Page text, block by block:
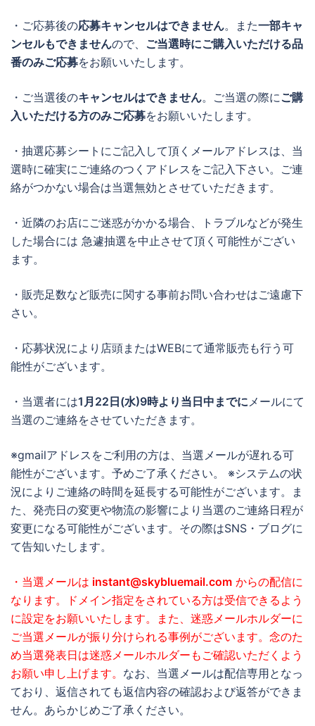
・ご応募後の応募キャンセルはできません。また一部キャ
ンセルもできませんので、 ご当選時にご購入いただける品
番のみご応募をお願いいたします。
・ご当選後のキャンセルはできません。ご当選の際にご購
入いただける方のみご応募をお願いいたします。
・抽選応募シートにご記入して頂くメールアドレスは、当
選時に確実にご連絡のつくアドレスをご記入下さい。ご連
絡がつかない場合は当選無効とさせていただきます。
・近隣のお店にご迷惑がかかる場合、トラブルなどが発生
した場合には 急遽抽選を中止させて頂く可能性がござい
ます。
・販売足数など販売に関する事前お問い合わせはご遠慮下
さい。
・応募状況により店頭またはWEBにて通常販売も行う可
能性がございます。
・当選者には1月22日(水)9時より当日中までにメールにて
当選のご連絡をさせていただきます。
※gmailアドレスをご利用の方は、当選メールが遅れる可
能性がございます。予めご了承ください。 ※システムの状
況によりご連絡の時間を延長する可能性がございます。ま
た、発売日の変更や物流の影響により当選のご連絡日程が
変更になる可能性がございます。その際はSNS・ブログに
て告知いたします。
・当選メールは instant@skybluemail.com からの配信に
なります。ドメイン指定をされている方は受信できるよう
に設定をお願いいたします。また、迷惑メールホルダーに
ご当選メールが振り分けられる事例がございます。念のた
め当選発表日は迷惑メールホルダーもご確認いただくよう
お願い申し上げます。 なお、当選メールは配信専用となっ
ており、返信されても返信内容の確認および返答ができま
せん。あらかじめご了承ください。